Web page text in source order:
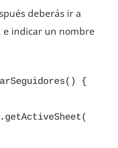
deberás ir a
e indicar un nombre
{